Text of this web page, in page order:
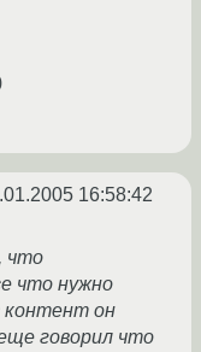
16:58:42
что
что нужно
контент он
говорил что